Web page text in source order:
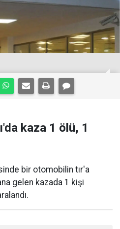
kaza 1 ölü, 1
bir otomobilin tır'a
gelen kazada 1 kişi